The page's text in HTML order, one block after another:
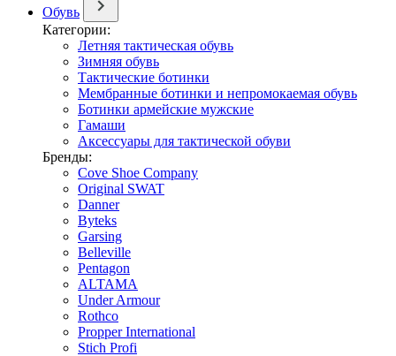
Обувь
Категории:
Летняя тактическая обувь
Зимняя обувь
Тактические ботинки
Мембранные ботинки и непромокаемая обувь
Ботинки армейские мужские
Гамаши
Аксессуары для тактической обуви
Бренды:
Cove Shoe Company
Original SWAT
Danner
Byteks
Garsing
Belleville
Pentagon
ALTAMA
Under Armour
Rothco
Propper International
Stich Profi